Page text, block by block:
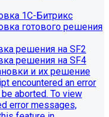
модуль SIMAI-
1С-Битрикс
готового решения
решения на SF2
решения на SF4
и их решение
encountered an error
aborted. To view
error messages,